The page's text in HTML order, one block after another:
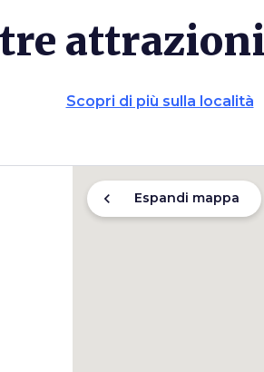
attrazioni
Scopri di più sulla località
chevron_left Espandi mappa